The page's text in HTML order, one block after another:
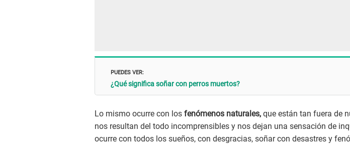
PUEDES VER:
¿Qué significa soñar con perros muertos?
Lo mismo ocurre con los fenómenos naturales, que están tan fuera de
nos resultan del todo incomprensibles y nos dejan una sensación de
ocurre con todos los sueños, con desgracias, soñar con desastres y